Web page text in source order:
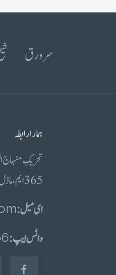
سرورق
ہمارا رابطہ
تحریکِ منہاج
365 ایم، ماڈل ٹاؤن لاہور
ای میل :
واٹس ایپ :92+